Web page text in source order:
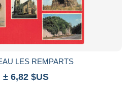
LES REMPARTS
± 6,82 $US